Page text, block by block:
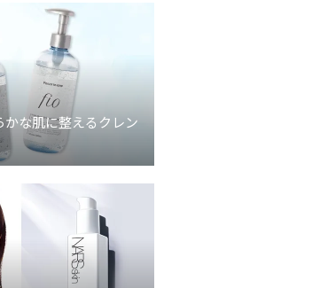
な肌に整えるクレン